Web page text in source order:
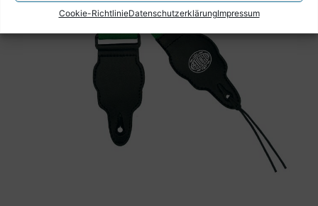
Cookie-RichtlinieDatenschutzerklärungImpressum